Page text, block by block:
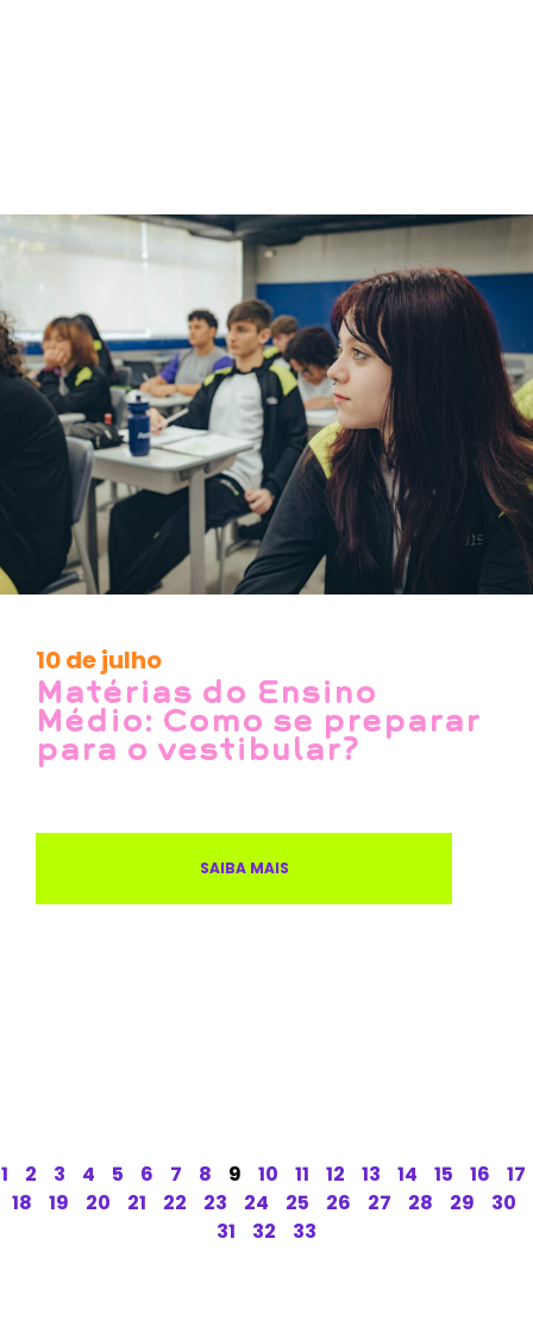
10 de julho
Matérias do Ensino
Médio: Como se preparar
para o vestibular?
SAIBA MAIS
1 2 3 4 5 6 7 8 9 10 11 12 13 14 15 16
17
18
19 20 21 22 23 24 25 26 27 28 29
30
31
32 33